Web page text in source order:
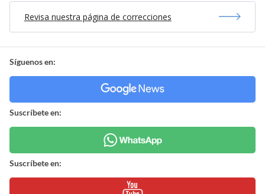
Revisa nuestra página de correcciones
Síguenos en:
Suscríbete en:
Suscríbete en: